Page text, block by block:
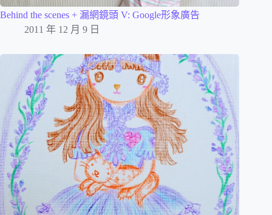
Behind the scenes + 漏網鏡頭 V: Google形象廣告
2011 年 12 月 9 日